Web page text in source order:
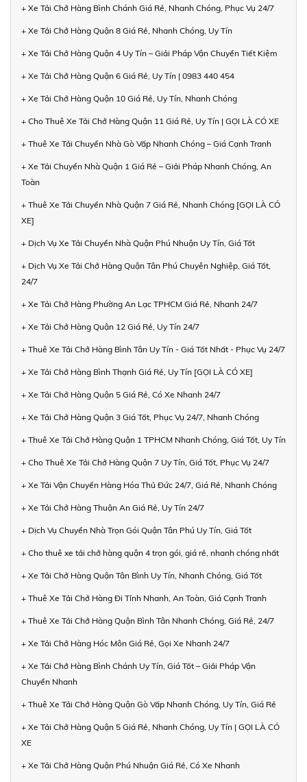
+ Xe Tải Chở Hàng Bình Chánh Giá Rẻ, Nhanh Chóng, Phục Vụ 24/7
+ Xe Tải Chở Hàng Quận 8 Giá Rẻ, Nhanh Chóng, Uy Tín
+ Xe Tải Chở Hàng Quận 4 Uy Tín – Giải Pháp Vận Chuyển Tiết Kiệm
+ Xe Tải Chở Hàng Quận 6 Giá Rẻ, Uy Tín | 0983 440 454
+ Xe Tải Chở Hàng Quận 10 Giá Rẻ, Uy Tín, Nhanh Chóng
+ Cho Thuê Xe Tải Chở Hàng Quận 11 Giá Rẻ, Uy Tín | GỌI LÀ CÓ XE
+ Thuê Xe Tải Chuyển Nhà Gò Vấp Nhanh Chóng – Giá Cạnh Tranh
+ Xe Tải Chuyển Nhà Quận 1 Giá Rẻ – Giải Pháp Nhanh Chóng, An
Toàn
+ Thuê Xe Tải Chuyển Nhà Quận 7 Giá Rẻ, Nhanh Chóng [GỌI LÀ CÓ
XE]
+ Dịch Vụ Xe Tải Chuyển Nhà Quận Phú Nhuận Uy Tín, Giá Tốt
+ Dịch Vụ Xe Tải Chở Hàng Quận Tân Phú Chuyên Nghiệp, Giá Tốt,
24/7
+ Xe Tải Chở Hàng Phường An Lạc TPHCM Giá Rẻ, Nhanh 24/7
+ Xe Tải Chở Hàng Quận 12 Giá Rẻ, Uy Tín 24/7
+ Thuê Xe Tải Chở Hàng Bình Tân Uy Tín - Giá Tốt Nhất - Phục Vụ 24/7
+ Xe Tải Chở Hàng Bình Thạnh Giá Rẻ, Uy Tín [GỌI LÀ CÓ XE]
+ Xe Tải Chở Hàng Quận 5 Giá Rẻ, Có Xe Nhanh 24/7
+ Xe Tải Chở Hàng Quận 3 Giá Tốt, Phục Vụ 24/7, Nhanh Chóng
+ Thuê Xe Tải Chở Hàng Quận 1 TPHCM Nhanh Chóng, Giá Tốt, Uy Tín
+ Cho Thuê Xe Tải Chở Hàng Quận 7 Uy Tín, Giá Tốt, Phục Vụ 24/7
+ Xe Tải Vận Chuyển Hàng Hóa Thủ Đức 24/7, Giá Rẻ, Nhanh Chóng
+ Xe Tải Chở Hàng Thuận An Giá Rẻ, Uy Tín 24/7
+ Dịch Vụ Chuyển Nhà Trọn Gói Quận Tân Phú Uy Tín, Giá Tốt
+ Cho thuê xe tải chở hàng quận 4 trọn gói, giá rẻ, nhanh chóng nhất
+ Xe Tải Chở Hàng Quận Tân Bình Uy Tín, Nhanh Chóng, Giá Tốt
+ Thuê Xe Tải Chở Hàng Đi Tỉnh Nhanh, An Toàn, Giá Cạnh Tranh
+ Thuê Xe Tải Chở Hàng Quận Bình Tân Nhanh Chóng, Giá Rẻ, 24/7
+ Xe Tải Chở Hàng Hóc Môn Giá Rẻ, Gọi Xe Nhanh 24/7
+ Xe Tải Chở Hàng Bình Chánh Uy Tín, Giá Tốt – Giải Pháp Vận
Chuyển Nhanh
+ Thuê Xe Tải Chở Hàng Quận Gò Vấp Nhanh Chóng, Uy Tín, Giá Rẻ
+ Xe Tải Chở Hàng Quận 5 Giá Rẻ, Nhanh Chóng, Uy Tín | GỌI LÀ CÓ
XE
+ Xe Tải Chở Hàng Quận Phú Nhuận Giá Rẻ, Có Xe Nhanh